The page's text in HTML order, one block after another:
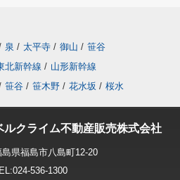
泉 / 太平寺 / 御山 / 笹谷
北新幹線 / 山形新幹線
笹谷 / 笹木野 / 花水坂 / 桜水
ルクライム不動産販売株式会社
島県福島市八島町12-20
536-1300